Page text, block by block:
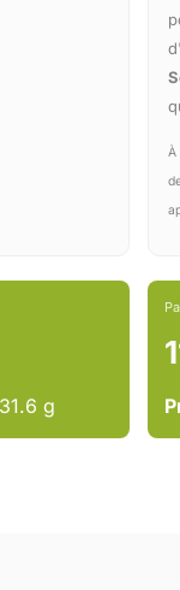
À
31.6 g